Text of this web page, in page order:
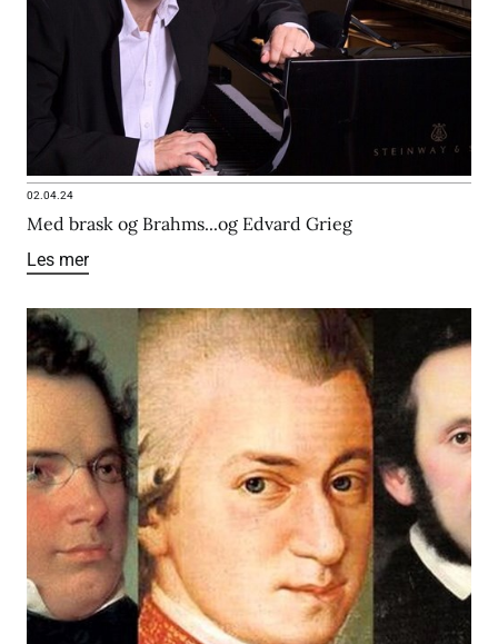
02.04.24
Med brask og Brahms...og Edvard Grieg
Les mer